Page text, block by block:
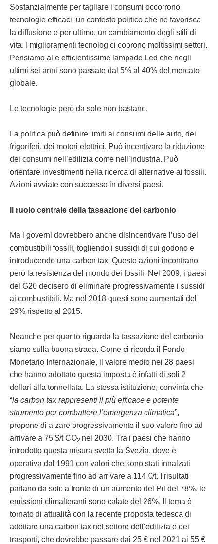
Sostanzialmente per tagliare i consumi occorrono
tecnologie efficaci, un contesto politico che ne favorisca
la diffusione e per ultimo, un cambiamento degli stili di
vita. I miglioramenti tecnologici coprono moltissimi settori.
Pensiamo alle efficientissime lampade Led che negli
ultimi sei anni sono passate dal 5% al 40% del mercato
globale.
Le tecnologie però da sole non bastano.
La politica può definire limiti ai consumi delle auto, dei
frigoriferi, dei motori elettrici. Può incentivare la riduzione
dei consumi nell’edilizia come nell’industria. Può
orientare investimenti nella ricerca di alternative ai fossili.
Azioni avviate con successo in diversi paesi.
Il ruolo centrale della tassazione del carbonio
Ma i governi dovrebbero anche disincentivare l’uso dei
combustibili fossili, togliendo i sussidi di cui godono e
introducendo una carbon tax. Queste azioni incontrano
però la resistenza del mondo dei fossili. Nel 2009, i paesi
del G20 decisero di eliminare progressivamente i sussidi
ai combustibili. Ma nel 2018 questi sono aumentati del
29% rispetto al 2015.
Neanche per quanto riguarda la tassazione del carbonio
siamo sulla buona strada. Come ci ricorda il Fondo
Monetario Internazionale, il valore medio nei 28 paesi
che hanno adottato questa imposta è infatti di soli 2
dollari alla tonnellata. La stessa istituzione, convinta che
“la carbon tax rappresenti il più efficace e potente
strumento per combattere l’emergenza climatica”,
propone di alzare progressivamente il suo valore fino ad
arrivare a 75 $/t CO2 nel 2030. Tra i paesi che hanno
introdotto questa misura svetta la Svezia, dove è
operativa dal 1991 con valori che sono stati innalzati
progressivamente fino ad arrivare a 114 €/t. I risultati
parlano da soli: a fronte di un aumento del Pil del 78%, le
emissioni climalteranti sono calate del 26%. Il tema è
tornato di attualità con la recente proposta tedesca di
adottare una carbon tax nel settore dell’edilizia e dei
trasporti, che dovrebbe passare dai 25 € nel 2021 ai 55 €